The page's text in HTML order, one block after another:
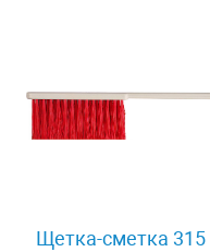
Щетка-сметка 315